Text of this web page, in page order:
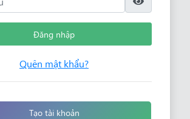
Đăng nhập
Quên mật khẩu?
Tạo tài khoản